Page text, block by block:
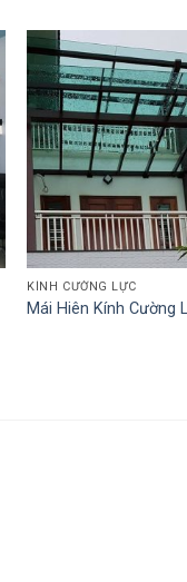
KÍNH CƯỜNG LỰC
Mái Hiên Kính Cường